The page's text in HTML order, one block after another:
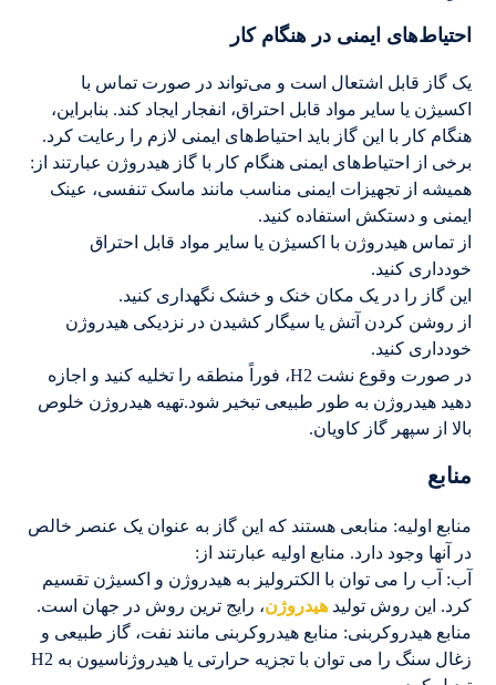
احتیاط‌های ایمنی در هنگام کار
یک گاز قابل اشتعال است و می‌تواند در صورت تماس با
اکسیژن یا سایر مواد قابل احتراق، انفجار ایجاد کند. بنابراین،
هنگام کار با این گاز باید احتیاط‌های ایمنی لازم را رعایت کرد.
برخی از احتیاط‌های ایمنی هنگام کار با گاز هیدروژن عبارتند از:
همیشه از تجهیزات ایمنی مناسب مانند ماسک تنفسی، عینک
ایمنی و دستکش استفاده کنید.
از تماس هیدروژن با اکسیژن یا سایر مواد قابل احتراق
خودداری کنید.
این گاز را در یک مکان خنک و خشک نگهداری کنید.
از روشن کردن آتش یا سیگار کشیدن در نزدیکی هیدروژن
خودداری کنید.
در صورت وقوع نشت H2، فوراً منطقه را تخلیه کنید و اجازه
دهید هیدروژن به طور طبیعی تبخیر شود.تهیه هیدروژن خلوص
بالا از سپهر گاز کاویان.
منابع
منابع اولیه: منابعی هستند که این گاز به عنوان یک عنصر خالص
در آنها وجود دارد. منابع اولیه عبارتند از:
آب: آب را می توان با الکترولیز به هیدروژن و اکسیژن تقسیم
کرد. این روش تولیدهیدروژن، رایج ترین روش در جهان است.
منابع هیدروکربنی: منابع هیدروکربنی مانند نفت، گاز طبیعی و
زغال سنگ را می توان با تجزیه حرارتی یا هیدروژناسیون به H2